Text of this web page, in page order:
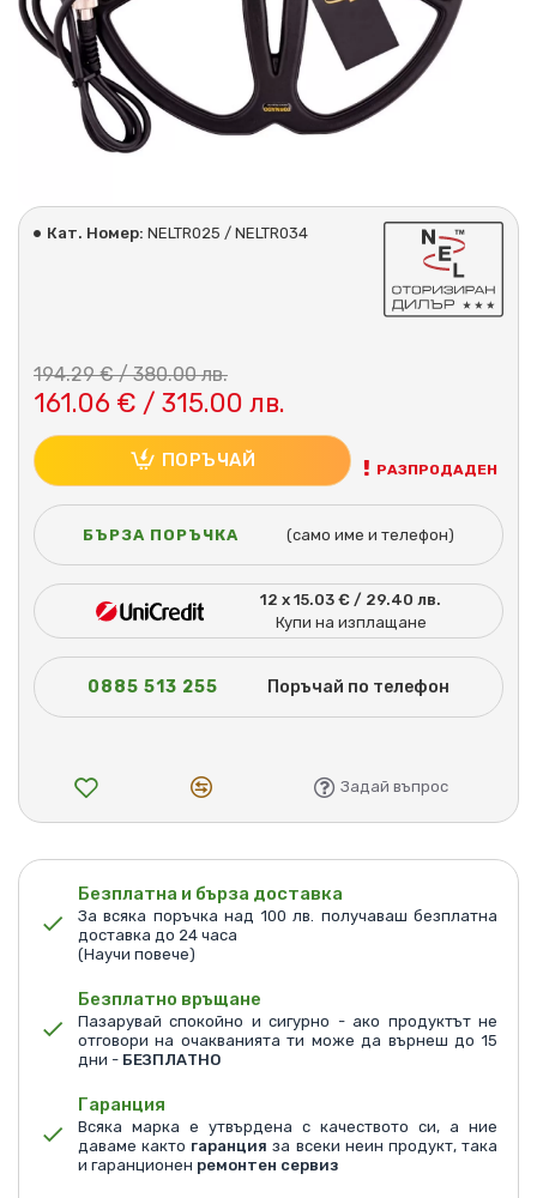
Кат. Номер: NELTR025 / NELTR034
161.06 € / 315.00 лв.
194.29 € / 380.00 лв.
ПОРЪЧАЙ РАЗПРОДАДЕН
БЪРЗА ПОРЪЧКА (само име и телефон)
12 x 15.03 € / 29.40 лв.
Купи на изплащане
0885 513 255 Поръчай по телефон
Задай въпрос
Безплатна и бърза доставка
За всяка поръчка над 100 лв. получаваш безплатна
доставка до 24 часа
(Научи повече)
Безплатно връщане
Пазарувай спокойно и сигурно - ако продуктът не
отговори на очакванията ти може да върнеш до 15
дни - БЕЗПЛАТНО
Гаранция
Всяка марка е утвърдена с качеството си, а ние
даваме както гаранция за всеки неин продукт, така
и гаранционен ремонтен сервиз